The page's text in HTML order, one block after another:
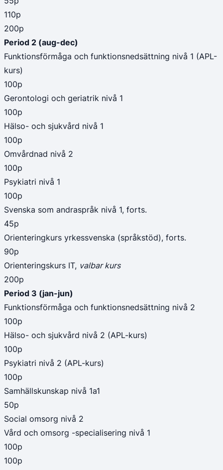
110p
200p
Period 2 (aug-dec)
Funktionsförmåga och funktionsnedsättning nivå 1 (APL-
kurs)
100p
Gerontologi och geriatrik nivå 1
100p
Hälso- och sjukvård nivå 1
100p
Omvårdnad nivå 2
100p
Psykiatri nivå 1
100p
Svenska som andraspråk nivå 1, forts.
45p
Orienteringkurs yrkessvenska (språkstöd), forts.
90p
Orienteringskurs IT, valbar kurs
200p
Period 3 (jan-jun)
Funktionsförmåga och funktionsnedsättning nivå 2
100p
Hälso- och sjukvård nivå 2 (APL-kurs)
100p
Psykiatri nivå 2 (APL-kurs)
100p
Samhällskunskap nivå 1a1
50p
Social omsorg nivå 2
Vård och omsorg -specialisering nivå 1
100p
100p